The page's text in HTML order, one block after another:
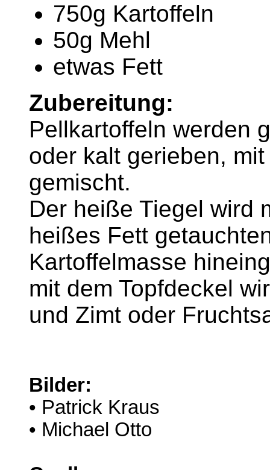
750g Kartoffeln
50g Mehl
etwas Fett
Zubereitung:
Pellkartoffeln werden
oder kalt gerieben,
gemischt.
Der heiße Tiegel wird
heißes Fett
Kartoffelmasse
mit dem Topfdeckel
und Zimt oder
Bilder:
• Patrick Kraus
• Michael Otto